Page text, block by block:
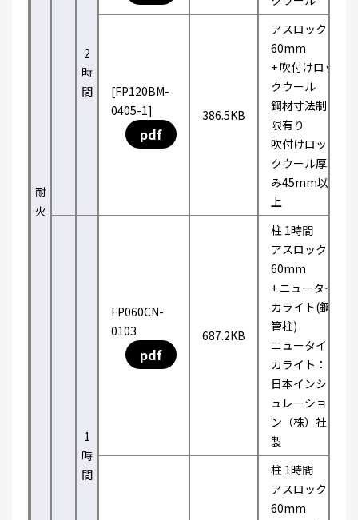
耐
火
2
時
間
[FP120BM-
0405-1]
pdf
386.5KB
アスロック
60mm
+ 吹付けロッ
クウール
鋼材寸法制
限有り
吹付けロッ
クウール厚
み45mm以
上
1
時
間
FP060CN-
0103
pdf
687.2KB
柱 1時間
アスロック
60mm
+ ニュータイ
カライト(鋼
管柱)
ニュータイ
カライト：
日本インシ
ュレーショ
ン（株）社
製
柱 1時間
アスロック
60mm